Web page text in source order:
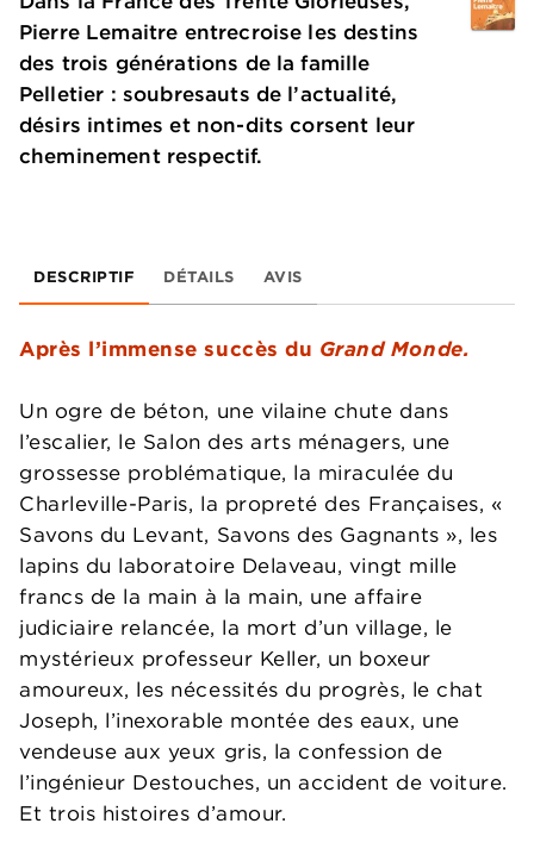
Pierre Lemaitre entrecroise les destins
des trois générations de la famille
Pelletier : soubresauts de l’actualité,
désirs intimes et non-dits corsent leur
cheminement respectif.
DESCRIPTIF DÉTAILS AVIS
Après l’immense succès du Grand Monde.
Un ogre de béton, une vilaine chute dans
l’escalier, le Salon des arts ménagers, une
grossesse problématique, la miraculée du
Charleville-Paris, la propreté des Françaises, «
Savons du Levant, Savons des Gagnants », les
lapins du laboratoire Delaveau, vingt mille
francs de la main à la main, une affaire
judiciaire relancée, la mort d’un village, le
mystérieux professeur Keller, un boxeur
amoureux, les nécessités du progrès, le chat
Joseph, l’inexorable montée des eaux, une
vendeuse aux yeux gris, la confession de
l’ingénieur Destouches, un accident de voiture.
Et trois histoires d’amour.